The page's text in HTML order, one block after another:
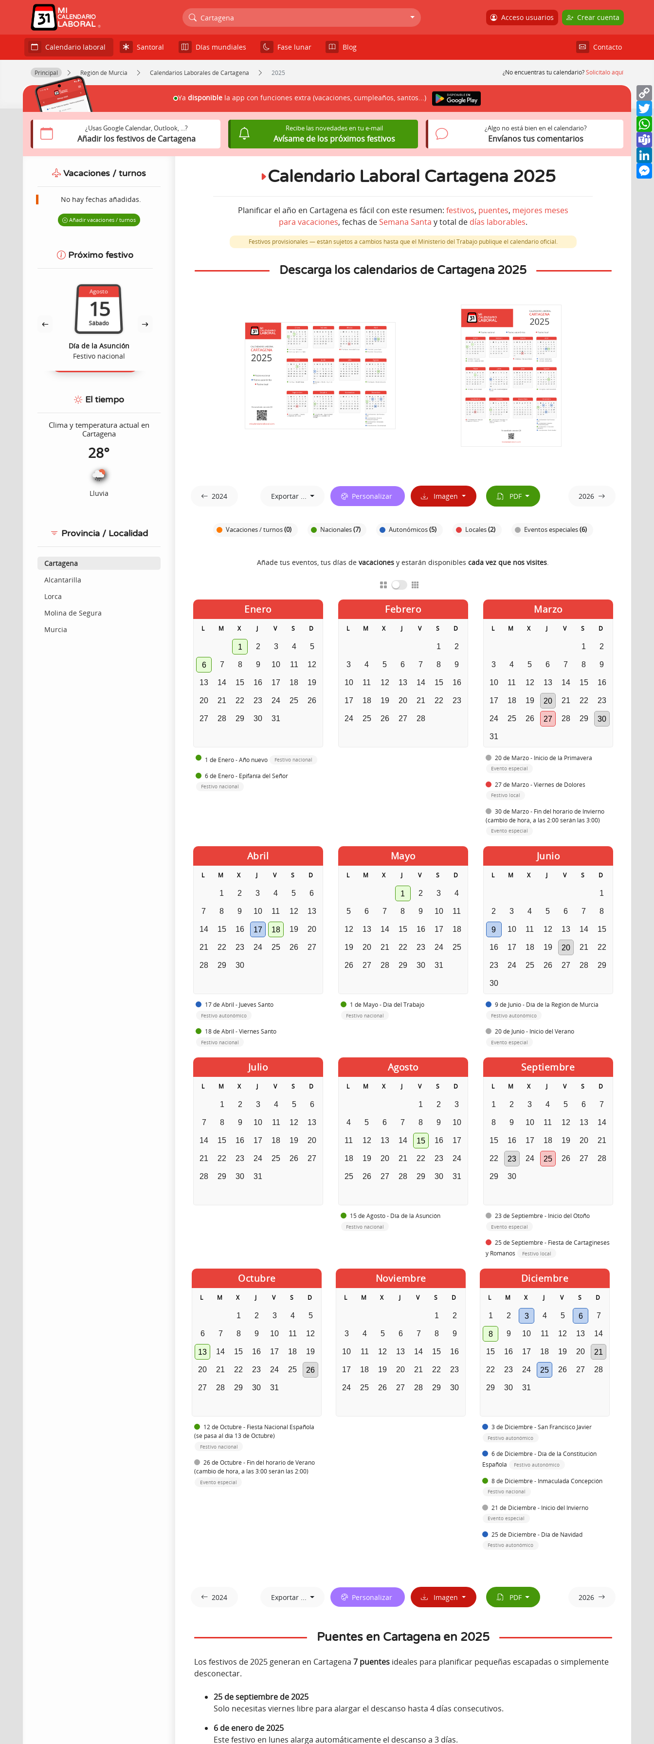
MI
CALENDARIO
LABORAL
Cartagena Acceso usuarios Crear cuenta
Calendario laboral Santoral Días mundiales Fase lunar Blog Contacto
Principal Región de Murcia Calendarios Laborales de Cartagena 2025 ¿No encuentras tu calendario?Solicítalo aquí
Calendario Laboral Cartagena 2025
Planificar el año en Cartagena es fácil con este resumen: festivos, puentes, mejores meses
para vacaciones, fechas de Semana Santa y total de días laborables.
Festivos provisionales — están sujetos a cambios hasta que el Ministerio del Trabajo publique el calendario oficial.
Enero
L M X J V S D
1 2 3 4 5
6 7 8 9 10 11 12
13 14 15 16 17 18 19
20 21 22 23 24 25 26
27 28 29 30 31
1 de Enero - Año nuevo Festivo nacional
6 de Enero - Epifanía del Señor
Festivo nacional
Febrero
L M X J V S D
1 2
3 4 5 6 7 8 9
10 11 12 13 14 15 16
17 18 19 20 21 22 23
24 25 26 27 28
Marzo
L M X J V S D
1 2
3 4 5 6 7 8 9
10 11 12 13 14 15 16
17 18 19 20 21 22 23
24 25 26 27 28 29 30
31
20 de Marzo - Inicio de la Primavera
Evento especial
27 de Marzo - Viernes de Dolores
Festivo local
30 de Marzo - Fin del horario de Invierno
(cambio de hora, a las 2:00 serán las 3:00)
Evento especial
Abril
L M X J V S D
1 2 3 4 5 6
7 8 9 10 11 12 13
14 15 16 17 18 19 20
21 22 23 24 25 26 27
28 29 30
17 de Abril - Jueves Santo
Festivo autonómico
18 de Abril - Viernes Santo
Festivo nacional
Mayo
L M X J V S D
1 2 3 4
5 6 7 8 9 10 11
12 13 14 15 16 17 18
19 20 21 22 23 24 25
26 27 28 29 30 31
1 de Mayo - Día del Trabajo
Festivo nacional
Junio
L M X J V S D
1
2 3 4 5 6 7 8
9 10 11 12 13 14 15
16 17 18 19 20 21 22
23 24 25 26 27 28 29
30
9 de Junio - Día de la Región de Murcia
Festivo autonómico
20 de Junio - Inicio del Verano
Evento especial
Julio
L M X J V S D
1 2 3 4 5 6
7 8 9 10 11 12 13
14 15 16 17 18 19 20
21 22 23 24 25 26 27
28 29 30 31
Agosto
L M X J V S D
1 2 3
4 5 6 7 8 9 10
11 12 13 14 15 16 17
18 19 20 21 22 23 24
25 26 27 28 29 30 31
15 de Agosto - Día de la Asunción
Festivo nacional
Septiembre
L M X J V S D
1 2 3 4 5 6 7
8 9 10 11 12 13 14
15 16 17 18 19 20 21
22 23 24 25 26 27 28
29 30
23 de Septiembre - Inicio del Otoño
Evento especial
25 de Septiembre - Fiesta de Cartagineses
y Romanos
Festivo local
Octubre
L M X J V S D
1 2 3 4 5
6 7 8 9 10 11 12
13 14 15 16 17 18 19
20 21 22 23 24 25 26
27 28 29 30 31
12 de Octubre - Fiesta Nacional Española
(se pasa al día 13 de Octubre)
Festivo nacional
26 de Octubre - Fin del horario de Verano
(cambio de hora, a las 3:00 serán las 2:00)
Evento especial
Noviembre
L M X J V S D
1 2
3 4 5 6 7 8 9
10 11 12 13 14 15 16
17 18 19 20 21 22 23
24 25 26 27 28 29 30
Diciembre
L M X J V S D
1 2 3 4 5 6 7
8 9 10 11 12 13 14
15 16 17 18 19 20 21
22 23 24 25 26 27 28
29 30 31
3 de Diciembre - San Francisco Javier
Festivo autonómico
6 de Diciembre - Día de la Constitución
Española
Festivo autonómico
8 de Diciembre - Inmaculada Concepción
Festivo nacional
21 de Diciembre - Inicio del Invierno
Evento especial
25 de Diciembre - Día de Navidad
Festivo autonómico
Descarga los calendarios de Cartagena 2025
Añade tus eventos, tus días devacaciones y estarán disponiblescada vez que nos visites
2024 Exportar ... Personalizar Imagen PDF 2026
Vacaciones / turnos(0) Nacionales(7) Autonómicos(5) Locales(2) Eventos especiales(6)
2024 Exportar ... Personalizar Imagen PDF 2026
Puentes en Cartagena en 2025
Los festivos de 2025 generan en Cartagena 7 puentesideales para planificar pequeñas escapadas o simplemente
desconectar.
25 de septiembre de 2025
Solo necesitas viernes libre para alargar el descanso hasta 4 días consecutivos.
6 de enero de 2025
Este festivo en lunes alarga automáticamente el descanso a 3 días.
Vacaciones / turnos
No hay fechas añadidas.
Añadir vacaciones / turnos
Próximo festivo
Agosto
15
Sábado
Día de la Asunción
Festivo nacional
Fiesta de Cartagineses y
Fiesta Nacional Española
Festivo nacional
San Francisco Javier
Festivo autonómico
7
Lunes
Día de la Constitución
Española
Festivo autonómico
El tiempo
Clima y temperatura actual en
Cartagena
28°
Lluvia
Provincia / Localidad
Cartagena
Alcantarilla
Lorca
Molina de Segura
Murcia
¿Usas Google Calendar, Outlook, ...?
Añadir los festivos de Cartagena
Recibe las novedades en tu e-mail
Avísame de los próximos festivos
¿Algo no está bien en el calendario?
Envíanos tus comentarios
Ya disponible la app con funciones extra (vacaciones, cumpleaños, santos...)